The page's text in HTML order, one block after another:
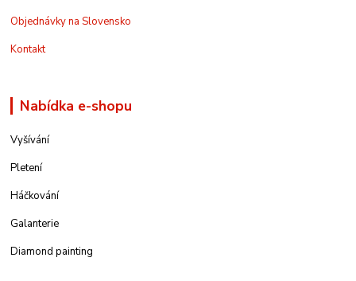
Objednávky na Slovensko
Kontakt
Nabídka e-shopu
Vyšívání
Pletení
Háčkování
Galanterie
Diamond painting